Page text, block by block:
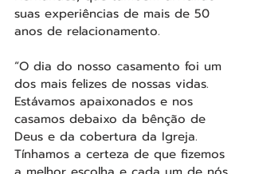
suas experiências de mais de 50
anos de relacionamento.
“O dia do nosso casamento foi um
dos mais felizes de nossas vidas.
Estávamos apaixonados e nos
casamos debaixo da bênção de
Deus e da cobertura da Igreja.
Tínhamos a certeza de que fizemos